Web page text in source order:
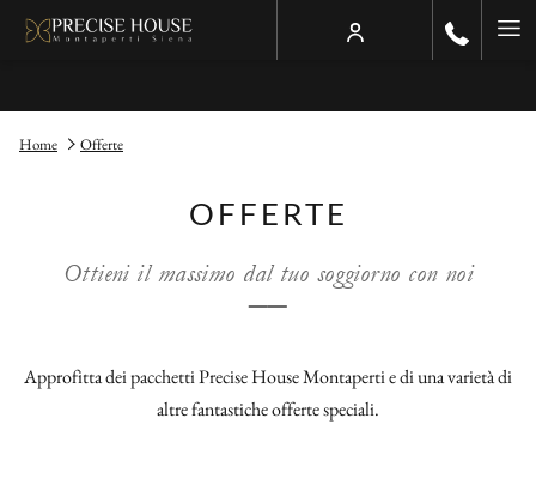
Home Offerte
OFFERTE
Ottieni il massimo dal tuo soggiorno con noi
──
Approfitta dei pacchetti Precise House Montaperti e di una varietà di
altre fantastiche offerte speciali.